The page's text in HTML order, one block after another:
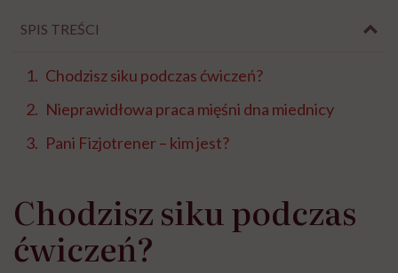
SPIS TREŚCI
Chodzisz siku podczas ćwiczeń?
Nieprawidłowa praca mięśni dna miednicy
Pani Fizjotrener – kim jest?
Chodzisz siku podczas
ćwiczeń?